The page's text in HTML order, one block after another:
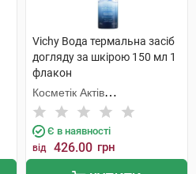
Vichy Вода термальна засіб
догляду за шкірою 150 мл 1
флакон
Косметік Актів
Інтернаціональ
Є в наявності
від 426.00 грн